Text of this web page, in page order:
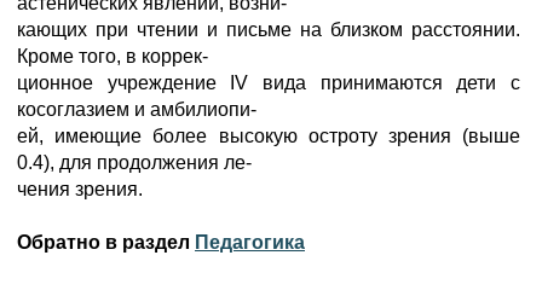
кающих при чтении и письме на близком расстоянии.
Кроме того, в коррек-
ционное учреждение IV вида принимаются дети с
косоглазием и амбилиопи-
ей, имеющие более высокую остроту зрения (выше
0.4), для продолжения ле-
чения зрения.
Обратно в раздел Педагогика